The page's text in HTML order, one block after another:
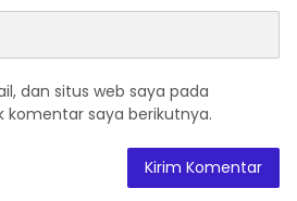
dan situs web saya pada
komentar saya berikutnya.